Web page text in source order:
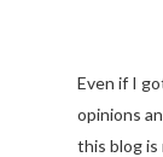
Even if I
opinions
this blog is